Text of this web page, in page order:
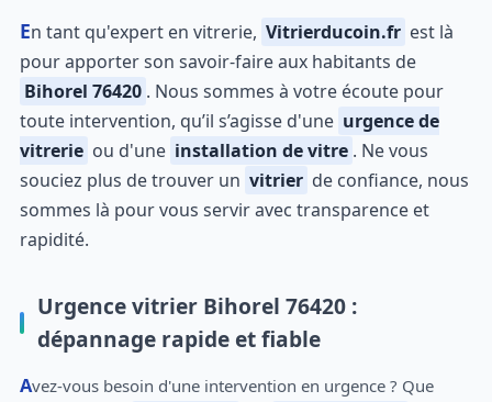
En tant qu'expert en vitrerie, Vitrierducoin.fr est là
pour apporter son savoir-faire aux habitants de
Bihorel 76420 . Nous sommes à votre écoute pour
toute intervention, qu’il s’agisse d'une urgence de
vitrerie ou d'une installation de vitre . Ne vous
souciez plus de trouver un vitrier de confiance, nous
sommes là pour vous servir avec transparence et
rapidité.
Urgence vitrier Bihorel 76420 :
dépannage rapide et fiable
Avez-vous besoin d'une intervention en urgence ? Que